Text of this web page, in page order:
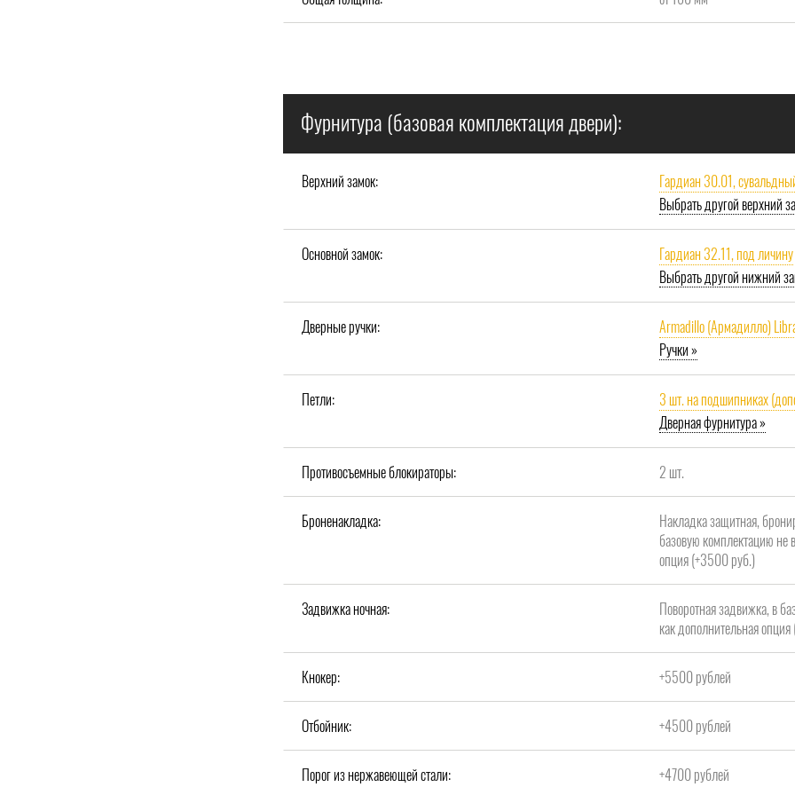
Фурнитура (базовая комплектация двери):
Верхний замок:
Гардиан 30.01,
Выбрать другой верхний
Основной замок:
Гардиан 32.11, под личину
Выбрать другой нижний
Дверные ручки:
Armadillo (Армадилло)
Ручки »
Петли:
3 шт. на подшипниках
Дверная фурнитура »
Противосъемные блокираторы: 2 шт.
Броненакладка:
Накладка защитная,
базовую комплектацию не
опция (+3500 руб.)
Задвижка ночная:
Поворотная задвижка, в
как дополнительная
Кнокер: +5500 рублей
Отбойник: +4500 рублей
Порог из нержавеющей стали: +4700 рублей